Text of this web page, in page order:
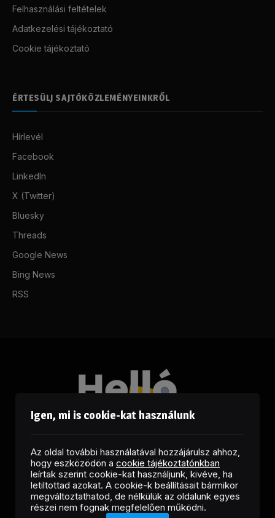
Felhasználási feltételek
Adatkezelési tájékoztató
Cookie tájékoztató
ÉRTESÜLJ SAJTÓKÖZLEMÉNYEINKRŐL
Hírlevél
Facebook
LinkedIn
X (Twitter)
Bluesky
Threads
Google News
Bing News
RSS
FacebookLinkedInX
(Twitter)
RSS
Igen, mi is cookie-kat használunk
Az oldal további használatával hozzájárulsz ahhoz,
hogy eszközödön a cookie tájékoztatónkban
leírtak szerint cookie-kat használjunk, kivéve, ha
letiltottad azokat. A cookie-k beállításait bármikor
megváltoztathatod, de nélkülük az oldalunk egyes
részei nem fognak megfelelően működni.